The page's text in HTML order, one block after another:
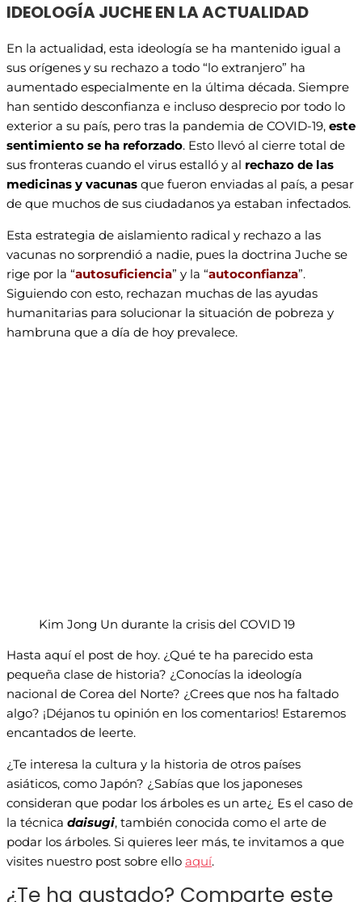
IDEOLOGÍA JUCHE EN LA ACTUALIDAD
En la actualidad, esta ideología se ha mantenido igual a
sus orígenes y su rechazo a todo “lo extranjero” ha
aumentado especialmente en la última década. Siempre
han sentido desconfianza e incluso desprecio por todo lo
exterior a su país, pero tras la pandemia de COVID-19, este
sentimiento se ha reforzado. Esto llevó al cierre total de
sus fronteras cuando el virus estalló y al rechazo de las
medicinas y vacunas que fueron enviadas al país, a pesar
de que muchos de sus ciudadanos ya estaban infectados.
Esta estrategia de aislamiento radical y rechazo a las
vacunas no sorprendió a nadie, pues la doctrina Juche se
rige por la “autosuficiencia” y la “autoconfianza”.
Siguiendo con esto, rechazan muchas de las ayudas
humanitarias para solucionar la situación de pobreza y
hambruna que a día de hoy prevalece.
Kim Jong Un durante la crisis del COVID 19
Hasta aquí el post de hoy. ¿Qué te ha parecido esta
pequeña clase de historia? ¿Conocías la ideología
nacional de Corea del Norte? ¿Crees que nos ha faltado
algo? ¡Déjanos tu opinión en los comentarios! Estaremos
encantados de leerte.
¿Te interesa la cultura y la historia de otros países
asiáticos, como Japón? ¿Sabías que los japoneses
consideran que podar los árboles es un arte¿ Es el caso de
la técnica daisugi, también conocida como el arte de
podar los árboles. Si quieres leer más, te invitamos a que
visites nuestro post sobre ello aquí.
¿Te ha gustado? Comparte este